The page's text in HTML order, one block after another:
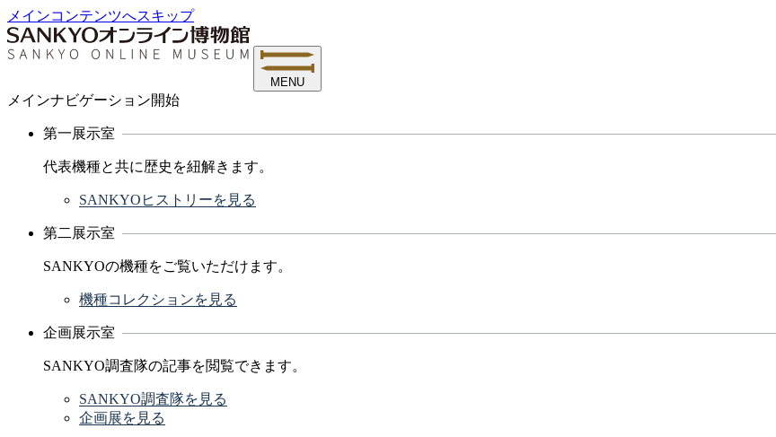
メインコンテンツへスキップ
MENU
メインナビゲーション開始
第一展示室
代表機種と共に歴史を紐解きます。
SANKYOヒストリーを見る
第二展示室
SANKYOの機種をご覧いただけます。
機種コレクションを見る
企画展示室
SANKYO調査隊の記事を閲覧できます。
SANKYO調査隊を見る
企画展を見る